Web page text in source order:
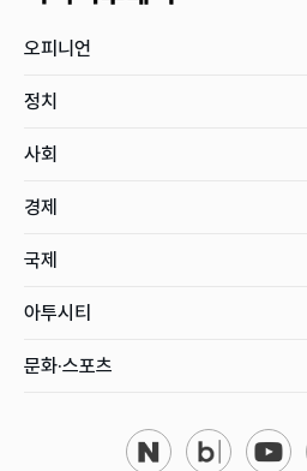
오피니언
정치
사회
경제
국제
아투시티
문화·스포츠